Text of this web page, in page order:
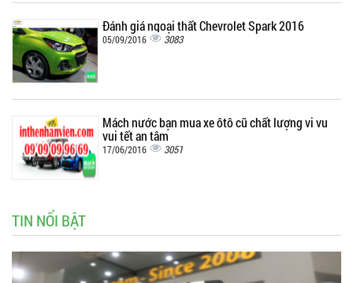
Đánh giá ngoại thất Chevrolet Spark 2016
05/09/2016 3083
Mách nước bạn mua xe ôtô cũ chất lượng vi vu
vui tết an tâm
17/06/2016 3051
TIN NỔI BẬT